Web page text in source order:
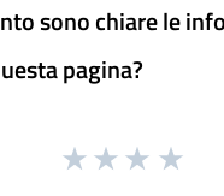
sono chiare le
pagina?